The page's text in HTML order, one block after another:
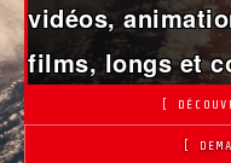
vidéos,
films, longs et
[
[